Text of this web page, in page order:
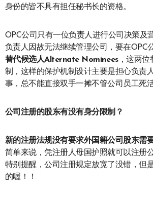
身份的皆不具有担任秘书长的资格。
OPC公司只有一位负责人进行公司决策及
负责人因故无法继续管理公司，要在OPC
替代候选人Alternate Nominees，这两位
制，这样的保护机制设计主要是担心负责
事，总不能直接双手一摊不管公司员工死
公司注册的股东有没有身分限制？
新的注册法规没有要求外国籍公司股东需
简单来说，凭注册人母国护照就可以注册
特别提醒，公司注册规定放宽了没错，但
的喔！！